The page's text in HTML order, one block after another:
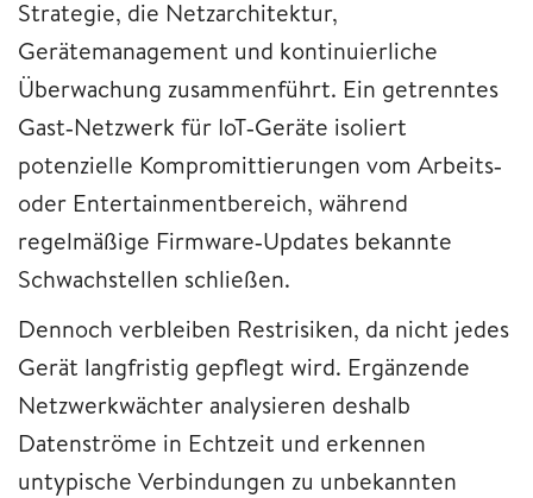
Strategie, die Netzarchitektur,
Gerätemanagement und kontinuierliche
Überwachung zusammenführt. Ein getrenntes
Gast‑Netzwerk für IoT‑Geräte isoliert
potenzielle Kompromittierungen vom Arbeits‑
oder Entertainmentbereich, während
regelmäßige Firmware‑Updates bekannte
Schwachstellen schließen.
Dennoch verbleiben Restrisiken, da nicht jedes
Gerät langfristig gepflegt wird. Ergänzende
Netzwerkwächter analysieren deshalb
Datenströme in Echtzeit und erkennen
untypische Verbindungen zu unbekannten